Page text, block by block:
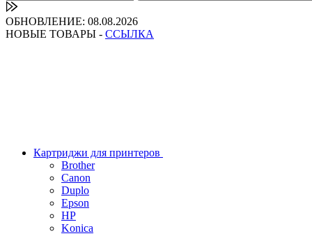
ОБНОВЛЕНИЕ: 08.08.2026
НОВЫЕ ТОВАРЫ - ССЫЛКА
Картриджи для принтеров
Brother
Canon
Duplo
Epson
HP
Konica